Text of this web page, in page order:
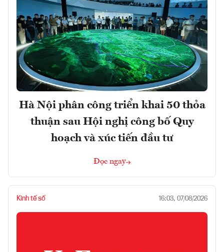
Hà Nội phân công triển khai 50 thỏa
thuận sau Hội nghị công bố Quy
hoạch và xúc tiến đầu tư
Đọc ngay
Kinh tế số 16:03, 07/08/2026